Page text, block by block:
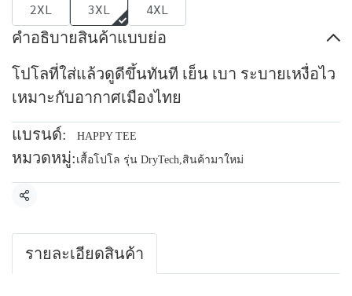
2XL
3XL 4XL
คำอธิบายสินค้าแบบย่อ
โปโลที่ใส่แล้วดูดีขึ้นทันที เย็น เบา ระบายเหงื่อไว
เหมาะกับอากาศเมืองไทย
แบรนด์: HAPPY TEE
หมวดหมู่: เสื้อโปโล รุ่น DryTech,สินค้ามาใหม่
แชร์
รายละเอียดสินค้า